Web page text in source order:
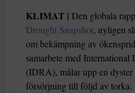
KLIMAT | Den globala
Drought Snapshot, nyligen
om bekämpning av
samarbete med
(IDRA), målar upp en
försörjning till följd av torka.